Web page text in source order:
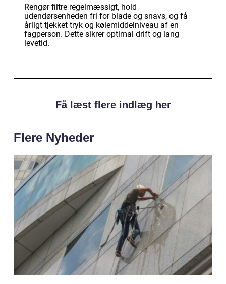
Rengør filtre regelmæssigt, hold
udendørsenheden fri for blade og snavs, og få
årligt tjekket tryk og kølemiddelniveau af en
fagperson. Dette sikrer optimal drift og lang
levetid.
Få læst flere indlæg her
Flere Nyheder